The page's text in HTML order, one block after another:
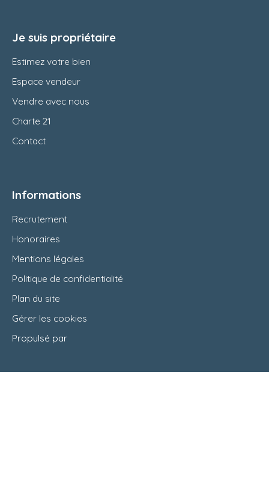
Je suis propriétaire
Estimez votre bien
Espace vendeur
Vendre avec nous
Charte 21
Contact
Informations
Recrutement
Honoraires
Mentions légales
Politique de confidentialité
Plan du site
Gérer les cookies
Propulsé par